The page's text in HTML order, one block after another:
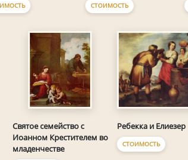
СТОИМОСТЬ
Святое семейство с
Иоанном Крестителем во
младенчестве
Ребекка и Елиезер
СТОИМОСТЬ